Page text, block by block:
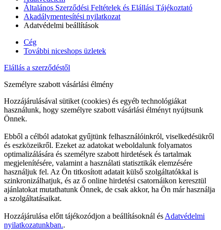
Általános Szerződési Feltételek és Elállási Tájékoztató
Akadálymentesítési nyilatkozat
Adatvédelmi beállítások
Cég
További niceshops üzletek
Elállás a szerződéstől
Személyre szabott vásárlási élmény
Hozzájárulásával sütiket (cookies) és egyéb technológiákat
használunk, hogy személyre szabott vásárlási élményt nyújtsunk
Önnek.
Ebből a célból adatokat gyűjtünk felhasználóinkról, viselkedésükről
és eszközeikről. Ezeket az adatokat weboldalunk folyamatos
optimalizálására és személyre szabott hirdetések és tartalmak
megjelenítésére, valamint a használati statisztikák elemzésére
használjuk fel. Az Ön titkosított adatait külső szolgáltatókkal is
szinkronizálhatjuk, és az ő online hirdetési csatornáikon keresztül
ajánlatokat mutathatunk Önnek, de csak akkor, ha Ön már használja
a szolgáltatásaikat.
Hozzájárulása előtt tájékozódjon a beállításoknál és Adatvédelmi
nyilatkozatunkban..